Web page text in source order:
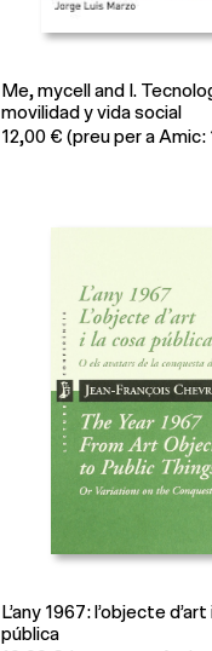
Me, mycell and I.
movilidad y vida social
12,00 € (preu per a Amic:
L’any 1967: l’objecte
pública